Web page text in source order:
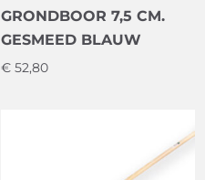
GRONDBOOR 7,5 CM.
GESMEED BLAUW
€52,80